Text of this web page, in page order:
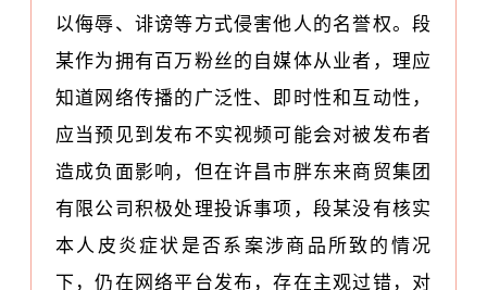
以侮辱、诽谤等方式侵害他人的名誉权。段
某作为拥有百万粉丝的自媒体从业者，理应
知道网络传播的广泛性、即时性和互动性，
应当预见到发布不实视频可能会对被发布者
造成负面影响，但在许昌市胖东来商贸集团
有限公司积极处理投诉事项，段某没有核实
本人皮炎症状是否系案涉商品所致的情况
下，仍在网络平台发布，存在主观过错，对